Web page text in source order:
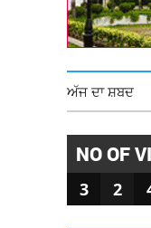
ਅੱਜ ਦਾ ਸ਼ਬਦ
NO OF
3 2